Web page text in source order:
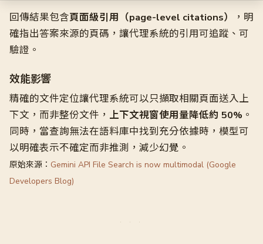
回傳結果包含頁面級引用（page-level citations）
，明
確指出答案來源的頁碼，讓代理系統的引用可追蹤、可
驗證。
效能影響
精確的文件定位讓代理系統可以只擷取相關頁面送入上
下文，而非整份文件， 上下文視窗使用量降低約 50% 。
同時，當查詢無法在語料庫中找到充分依據時，模型可
以明確表示不確定而非推測，減少幻覺。
原始來源： Gemini API File Search is now multimodal (Google
Developers Blog)